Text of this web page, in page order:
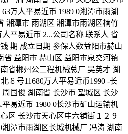
万人平易近币 1989 0湘潭市雨湖
湘潭市 雨湖区 湘潭市雨湖区楠竹
平易近币 2...公司名称 联系人 省
期 成立日期 参保人数益阳市赫山
省 益阳市 赫山区 益阳市泉交河镇
省郴州公工程机械总厂 吴英才 湖
８号11680万人平易近币1990 -长
国俊 湖南省 长沙市 望城区 长沙
易近币 1980 0长沙市矿山运输机
区 长沙市天心区中六铺街１２９
湘潭市雨湖区长城机械厂 冯涛 湖南